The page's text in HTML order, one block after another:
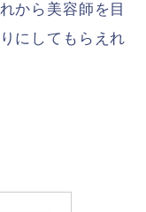
から美容師を目
にしてもらえれ